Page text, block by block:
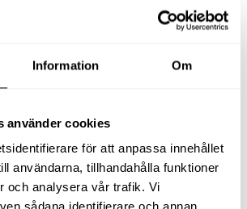
Information Om
använder cookies
för att anpassa innehållet
användarna, tillhandahålla funktioner
och analysera vår trafik. Vi
sådana identifierare och annan
produkter
Slangfäste
Textil- & Våtdammsugare
Tillbehör Textil- & våtdammsugare